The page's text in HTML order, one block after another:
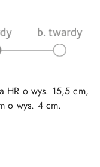
HR o wys. 15,5 cm,
o wys. 4 cm.